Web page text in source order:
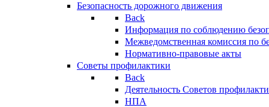
Безопасность дорожного движения
Back
Информация по соблюдению
Межведомственная комиссия по
Нормативно-правовые акты
Советы профилактики
Back
Деятельность Советов
НПА